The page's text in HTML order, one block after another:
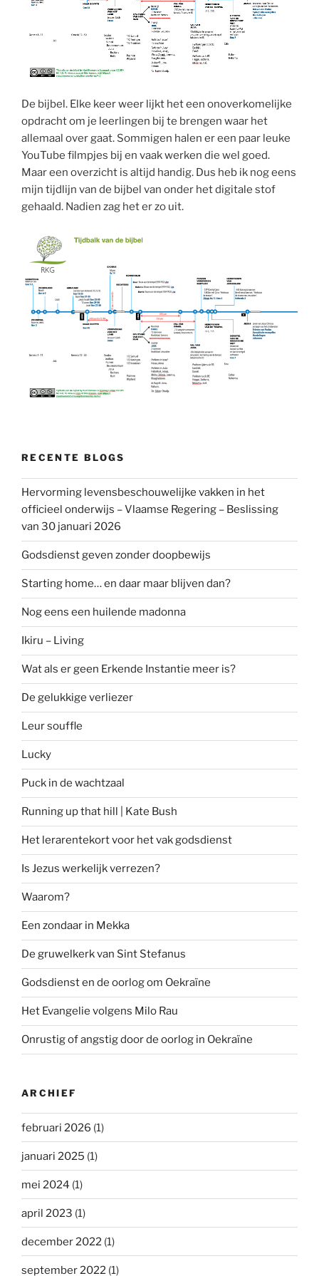
De bijbel. Elke keer weer lijkt het een onoverkomelijke
opdracht om je leerlingen bij te brengen waar het
allemaal over gaat. Sommigen halen er een paar leuke
YouTube filmpjes bij en vaak werken die wel goed.
Maar een overzicht is altijd handig. Dus heb ik nog eens
mijn tijdlijn van de bijbel van onder het digitale stof
gehaald. Nadien zag het er zo uit.
RECENTE BLOGS
Hervorming levensbeschouwelijke vakken in het
officieel onderwijs – Vlaamse Regering – Beslissing
van 30 januari 2026
Godsdienst geven zonder doopbewijs
Starting home… en daar maar blijven dan?
Nog eens een huilende madonna
Ikiru – Living
Wat als er geen Erkende Instantie meer is?
De gelukkige verliezer
Leur souffle
Lucky
Puck in de wachtzaal
Running up that hill | Kate Bush
Het lerarentekort voor het vak godsdienst
Is Jezus werkelijk verrezen?
Waarom?
Een zondaar in Mekka
De gruwelkerk van Sint Stefanus
Godsdienst en de oorlog om Oekraïne
Het Evangelie volgens Milo Rau
Onrustig of angstig door de oorlog in Oekraïne
ARCHIEF
februari 2026 (1)
januari 2025 (1)
mei 2024 (1)
april 2023 (1)
december 2022 (1)
september 2022 (1)